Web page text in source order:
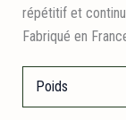
répétitif et continu
Fabriqué en
Poids